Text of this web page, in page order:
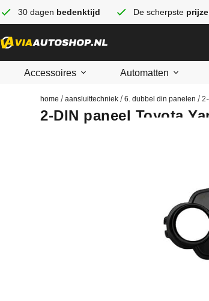
30 dagen bedenktijd De scherpste
Accessoires Automatten
home /aansluittechniek /6. dubbel din panelen /
2-DIN paneel Toyota